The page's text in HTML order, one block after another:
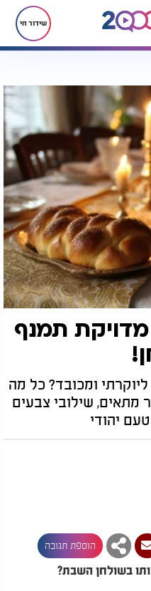
שידור חי
תמנף
ומכובד? כל מה
מתאים, שילובי צבעים
יהודי
הוספת תגובה
בשולחן השבת?